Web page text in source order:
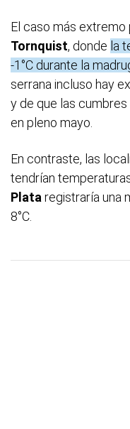
El caso más
Tornquist, donde la
-1°C durante la
serrana incluso hay
y de que las
en pleno mayo.
En contraste, las
tendrían
Plata registraría una
8°C.